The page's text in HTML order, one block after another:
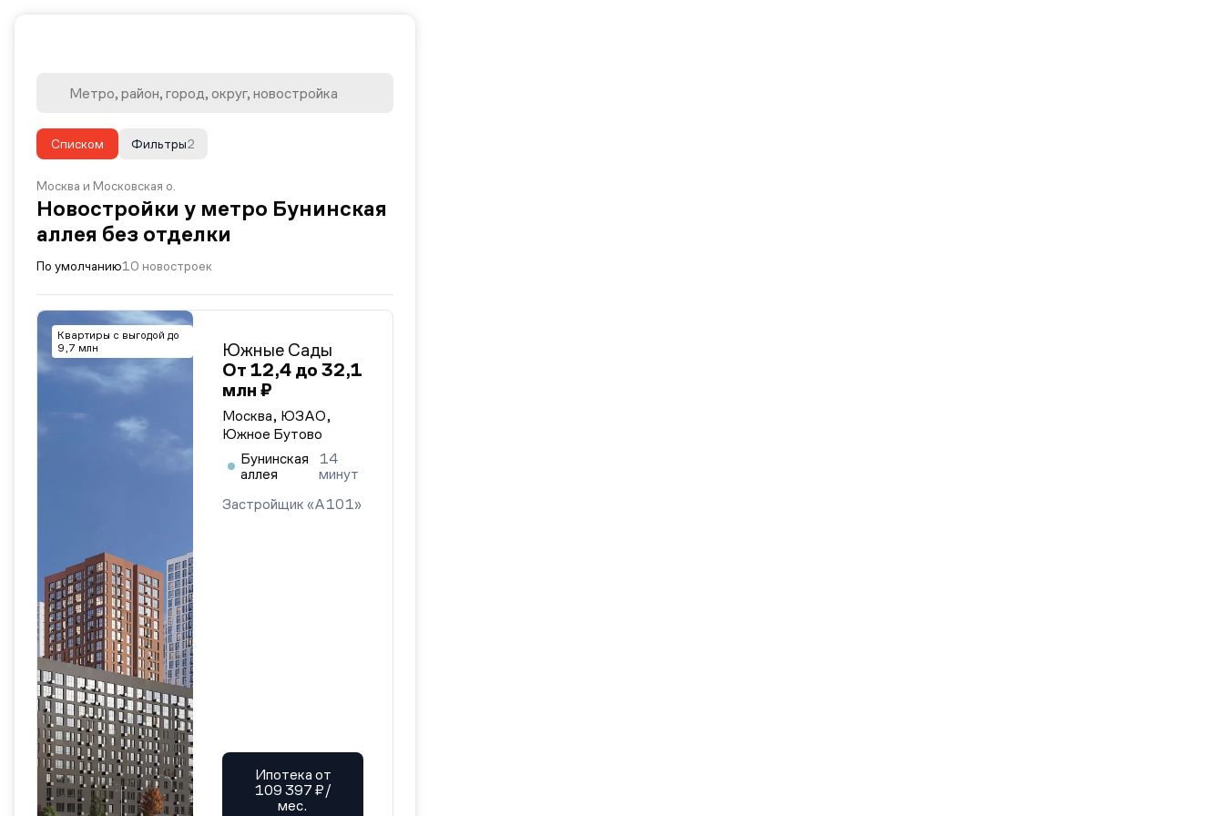
Списком 2
Фильтры
Москва и Московская о.
Новостройки у метро Бунинская
аллея без отделки
По умолчанию10 новостроек
Квартиры с выгодой до
9,7 млн
Южные Сады
От 12,4 до 32,1
млн ₽
Москва, ЮЗАО,
Южное Бутово
Бунинская
аллея
14
минут
Застройщик «А101»
Ипотека от
109 397 ₽/
мес.